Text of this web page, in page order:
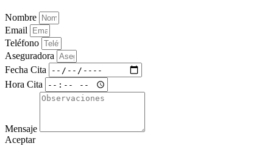
Nombre
Email
Teléfono
Aseguradora
Fecha Cita
Hora Cita
Mensaje
Aceptar